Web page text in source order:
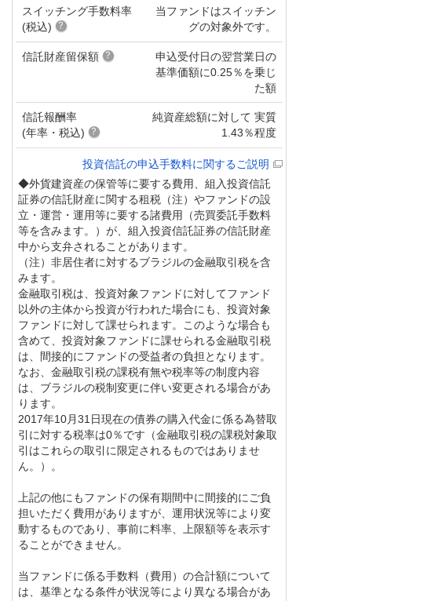
スイッチング手数料率
(税込)
当ファンドはスイッチン
グの対象外です。
信託財産留保額
申込受付日の翌営業日の
基準価額に0.25％を乗じ
た額
信託報酬率
(年率・税込)
純資産総額に対して 実質
1.43％程度
投資信託の申込手数料に関するご説明
◆外貨建資産の保管等に要する費用、組入投資信託
証券の信託財産に関する租税（注）やファンドの設
立・運営・運用等に要する諸費用（売買委託手数料
等を含みます。）が、組入投資信託証券の信託財産
中から支弁されることがあります。
（注）非居住者に対するブラジルの金融取引税を含
みます。
金融取引税は、投資対象ファンドに対してファンド
以外の主体から投資が行われた場合にも、投資対象
ファンドに対して課せられます。このような場合も
含めて、投資対象ファンドに課せられる金融取引税
は、間接的にファンドの受益者の負担となります。
なお、金融取引税の課税有無や税率等の制度内容
は、ブラジルの税制変更に伴い変更される場合があ
ります。
2017年10月31日現在の債券の購入代金に係る為替取
引に対する税率は0％です（金融取引税の課税対象取
引はこれらの取引に限定されるものではありませ
ん。）。
上記の他にもファンドの保有期間中に間接的にご負
担いただく費用がありますが、運用状況等により変
動するものであり、事前に料率、上限額等を表示す
ることができません。
当ファンドに係る手数料（費用）の合計額について
は、基準となる条件が状況等により異なる場合があ